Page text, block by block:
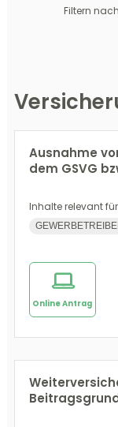
Filtern
Ausnahme
dem GSVG
Inhalte relevant
Online Antrag